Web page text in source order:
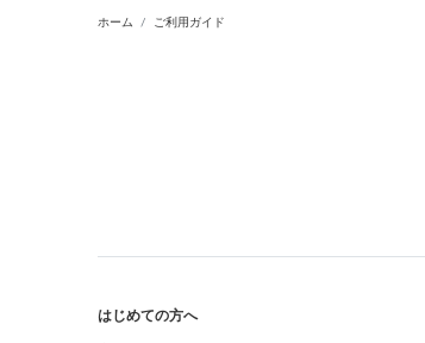
ホーム ご利用ガイド
はじめての方へ